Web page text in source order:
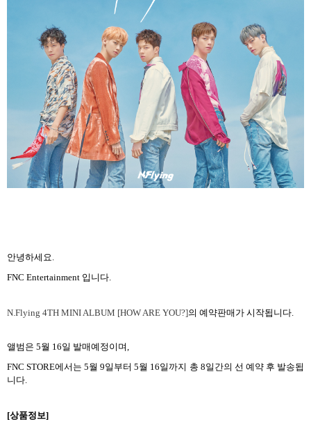
안녕하세요
FNC Entertainment 입니다.
N.Flying 4TH MINI ALBUM [HOW ARE YOU?]의 예약판매가 시작됩니다
앨범은 5월 16일 발매예정이며
FNC STORE에서는5월9일부터5월 16일까지 총 8일간의 선 예약 후 발송됩
니다.
[상품정보]